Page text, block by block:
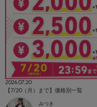
2026.07.20
【7/20（月）まで】価格別一覧
みつき